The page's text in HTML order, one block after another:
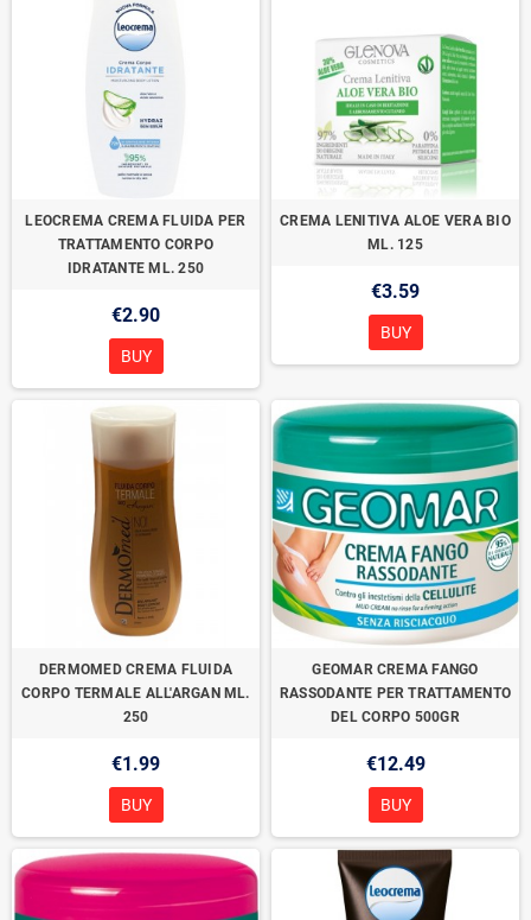
LEOCREMA CREMA FLUIDA PER
TRATTAMENTO CORPO
IDRATANTE ML. 250
€2.90
BUY
CREMA LENITIVA ALOE VERA BIO
ML. 125
€3.59
BUY
DERMOMED CREMA FLUIDA
CORPO TERMALE ALL'ARGAN ML.
250
€1.99
BUY
GEOMAR CREMA FANGO
RASSODANTE PER TRATTAMENTO
DEL CORPO 500GR
€12.49
BUY